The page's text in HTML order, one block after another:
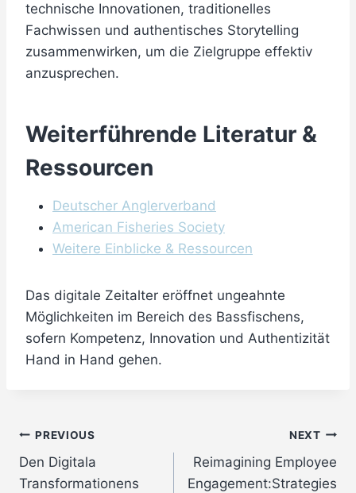
technische Innovationen, traditionelles
Fachwissen und authentisches Storytelling
zusammenwirken, um die Zielgruppe effektiv
anzusprechen.
Weiterführende Literatur &
Ressourcen
Deutscher Anglerverband
American Fisheries Society
Weitere Einblicke & Ressourcen
Das digitale Zeitalter eröffnet ungeahnte
Möglichkeiten im Bereich des Bassfischens,
sofern Kompetenz, Innovation und Authentizität
Hand in Hand gehen.
Post
navigation
PREVIOUS
Den Digitala
Transformationens
NEXT
Reimagining Employee
Engagement:Strategies